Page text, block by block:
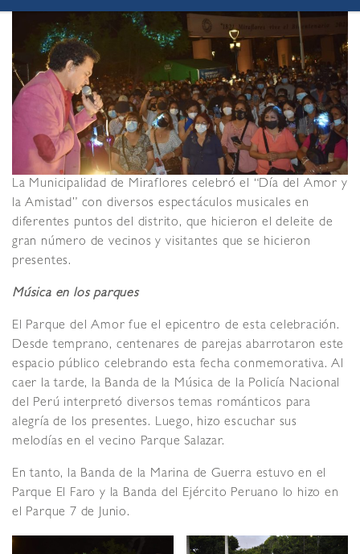
La Municipalidad de Miraflores celebró el “Día del Amor y
la Amistad” con diversos espectáculos musicales en
diferentes puntos del distrito, que hicieron el deleite de
gran número de vecinos y visitantes que se hicieron
presentes.
Música en los parques
El Parque del Amor fue el epicentro de esta celebración.
Desde temprano, centenares de parejas abarrotaron este
espacio público celebrando esta fecha conmemorativa. Al
caer la tarde, la Banda de la Música de la Policía Nacional
del Perú interpretó diversos temas románticos para
alegría de los presentes. Luego, hizo escuchar sus
melodías en el vecino Parque Salazar.
En tanto, la Banda de la Marina de Guerra estuvo en el
Parque El Faro y la Banda del Ejército Peruano lo hizo en
el Parque 7 de Junio.